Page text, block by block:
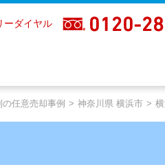
ーダイヤル
の任意売却事例 神奈川県 横浜市